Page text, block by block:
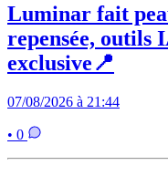
Luminar fait
repensée, outils
exclusive📍
07/08/2026 à 21:44
• 0